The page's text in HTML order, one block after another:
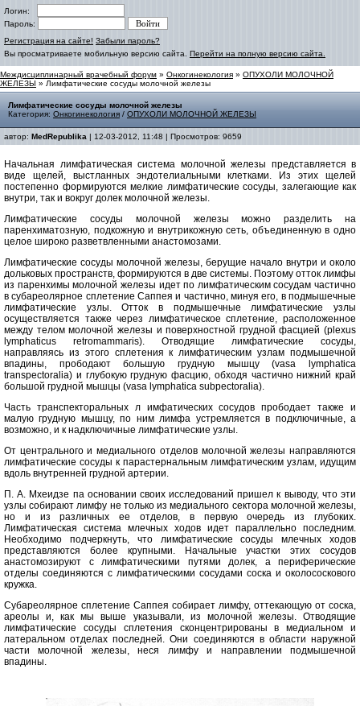
Логин:
Пароль:
Регистрация на сайте! Забыли пароль?
Вы просматриваете мобильную версию сайта. Перейти на полную версию сайта.
Междисциплинарный врачебный форум » Онкогинекология » ОПУХОЛИ МОЛОЧНОЙ
ЖЕЛЕЗЫ » Лимфатические сосуды молочной железы
Лимфатические сосуды молочной железы
Категория: Онкогинекология / ОПУХОЛИ МОЛОЧНОЙ ЖЕЛЕЗЫ
автор: MedRepublika | 12-03-2012, 11:48 | Просмотров: 9659
Начальная лимфатическая система молочной железы представляется в
виде щелей, выстланных эндотелиальными клетками. Из этих щелей
постепенно формируются мелкие лимфатические сосуды, залегающие как
внутри, так и вокруг долек молочной железы.
Лимфатические сосуды молочной железы можно разделить на
паренхиматозную, подкожную и внутрикожную сеть, объединенную в одно
целое широко разветвленными анастомозами.
Лимфатические сосуды молочной железы, берущие начало внутри и около
дольковых пространств, формируются в две системы. Поэтому отток лимфы
из паренхимы молочной железы идет по лимфатическим сосудам частично
в субареолярное сплетение Саппея и частично, минуя его, в подмышечные
лимфатические узлы. Отток в подмышечные лимфатические узлы
осуществляется также через лимфатическое сплетение, расположенное
между телом молочной железы и поверхностной грудной фасцией (plexus
lymphaticus retromammaris). Отводящие лимфатические сосуды,
направляясь из этого сплетения к лимфатическим узлам подмышечной
впадины, прободают большую грудную мышцy (vasa lymphatica
transpectoralia) и глубокую грудную фасцию, обходя частично нижний край
большой грудной мышцы (vasa lymphatica subpectoralia).
Часть транспекторальных л имфатических сосудов прободает также и
малую грудную мышцу, по ним лимфа устремляется в подключичные, а
возможно, и к надключичные лимфатические узлы.
От центрального и медиального отделов молочной железы направляются
лимфатические сосуды к парастернальным лимфатическим узлам, идущим
вдоль внутренней грудной артерии.
П. А. Мхеидзе па основании своих исследований пришел к выводу, что эти
узлы собирают лимфу не только из медиального сектора молочной железы,
но и из различных ее отделов, в первую очередь из глубоких.
Лимфатическая система млечных ходов идет параллельно последним.
Необходимо подчеркнуть, что лимфатические сосуды млечных ходов
представляются более крупными. Начальные участки этих сосудов
анастомозируют с лимфатическими путями долек, а периферические
отделы соединяются с лимфатическими сосудами соска и околососкового
кружка.
Субареолярное сплетение Саппея собирает лимфу, оттекающую от соска,
ареолы и, как мы выше указывали, из молочной железы. Отводящие
лимфатические сосуды сплетения сконцентрированы в медиальном и
латеральном отделах последней. Они соединяются в области наружной
части молочной железы, неся лимфу и направлении подмышечной
впадины.